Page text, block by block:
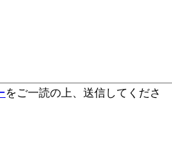
をご一読の上、送信してくださ